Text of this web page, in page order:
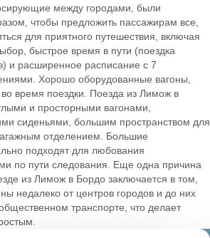
между городами, были
чтобы предложить пассажирам все,
для приятного путешествия, включая
быстрое время в пути (поездка
и расширенное расписание с 7
Хорошо оборудованные вагоны,
время поездки. Поезда из Лимож в
и просторными вагонами,
сиденьями, большим пространством для
отделением. Большие
подходят для любования
по пути следования. Еще одна причина
из Лимож в Бордо заключается в том,
недалеко от центров городов и до них
транспорте, что делает